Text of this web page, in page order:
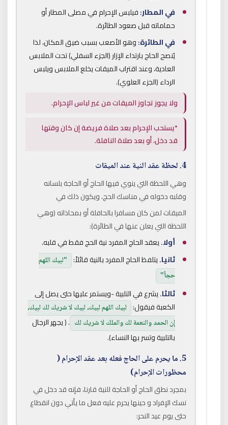
في المطار:فيلبس الإحرام في مصلى المطار أو
حماماته قبل صعود الطائرة.
في الطائرة:وهو الأصعب بسبب ضيق المكان، لذا
يُنصح الحاج بارتداء الإزار (الجزء السفلي) تحت الملابس
العادية، وعند اقتراب الميقات يخلع الملابس ويلبس
الرداء (الجزء العلوي).
ولا يجوز تجاوز الميقات من غير لباس الإحرام.
*يستحب الإحرام بعد صلاة فريضة إن كان وقتها
قد دخل، أو بعد صلاة النافلة.
4. لحظة عقد النية عند الميقات
وهي اللحظة التي ينوي فيها الحاج أو الحاجة بلسانه
وقلبه دخوله في مناسك الحج، ويكون ذلك في
الميقات لمن كان مسافرا بالحافلة أو بمحاذاته (وهي
اللحظة التي يعلن عنها في الطائرة):
أولا.يعقد الحاج المفرد نية الحج فقط في قلبه.
ثانيا.يتلفظ الحاج المفرد بالنية قائلاً: "لبيك اللهم
حجاً"
ثالثا.يشرع في التلبية -ويستمر عليها حتى يصل إلى
الكعبة فيقول: لبيك اللهم لبيك، لبيك لا شريك لك لبيك،
إن الحمد والنعمة لك والملك لا شريك لك . ( يجهر الرجال
بالتلبية وتسر بها النساء).
5. ما يحرم على الحاج فعله بعد عقد الإحرام (
محظورات الإحرام)
بمجرد نطق الحاج أو الحاجة للنية قارنا، فإنه قد دخل في
نسك الإفراد و حينها يحرم عليه فعل ما يأتي دون انقطاع
حتى يوم عيد النحر: